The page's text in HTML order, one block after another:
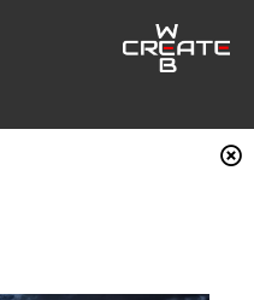
Joomla 6 ready!